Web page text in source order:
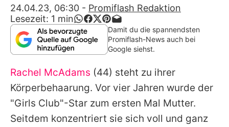
App runterladen
Team
Redaktionelle Richtlinien
Impressum
Datenschutzerklärung
Nutzungsbedingungen
24.04.23, 06:30 - Promiflash Redaktion
Lesezeit: 1 min
Damit du die spannendsten
Promiflash-News auch bei
Google siehst.
Rachel McAdams (44) steht zu ihrer
Körperbehaarung. Vor vier Jahren wurde der
"Girls Club"-Star zum ersten Mal Mutter.
Seitdem konzentriert sie sich voll und ganz